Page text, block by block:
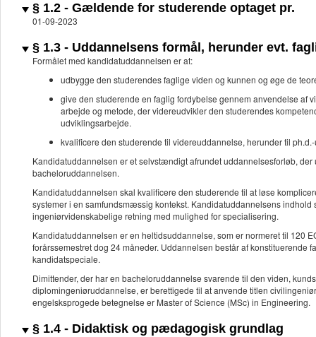
§ 1.2 - Gældende for studerende optaget pr.
01-09-2023
§ 1.3 - Uddannelsens formål, herunder evt.
Formålet med kandidatuddannelsen er at:
udbygge den studerendes faglige viden og kunnen og øge de
give den studerende en faglig fordybelse gennem anvendelse
arbejde og metode, der videreudvikler den studerendes
udviklingsarbejde.
kvalificere den studerende til videreuddannelse, herunder til
Kandidatuddannelsen er et selvstændigt afrundet uddannelsesforløb,
bacheloruddannelsen.
Kandidatuddannelsen skal kvalificere den studerende til at løse
systemer i en samfundsmæssig kontekst. Kandidatuddannelsens
ingeniørvidenskabelige retning med mulighed for specialisering.
Kandidatuddannelsen er en heltidsuddannelse, som er normeret til 120
forårssemestret dog 24 måneder. Uddannelsen består af
kandidatspeciale.
Dimittender, der har en bacheloruddannelse svarende til den viden,
diplomingeniøruddannelse, er berettigede til at anvende titlen
engelsksprogede betegnelse er Master of Science (MSc) in Engineering.
§ 1.4 - Didaktisk og pædagogisk grundlag